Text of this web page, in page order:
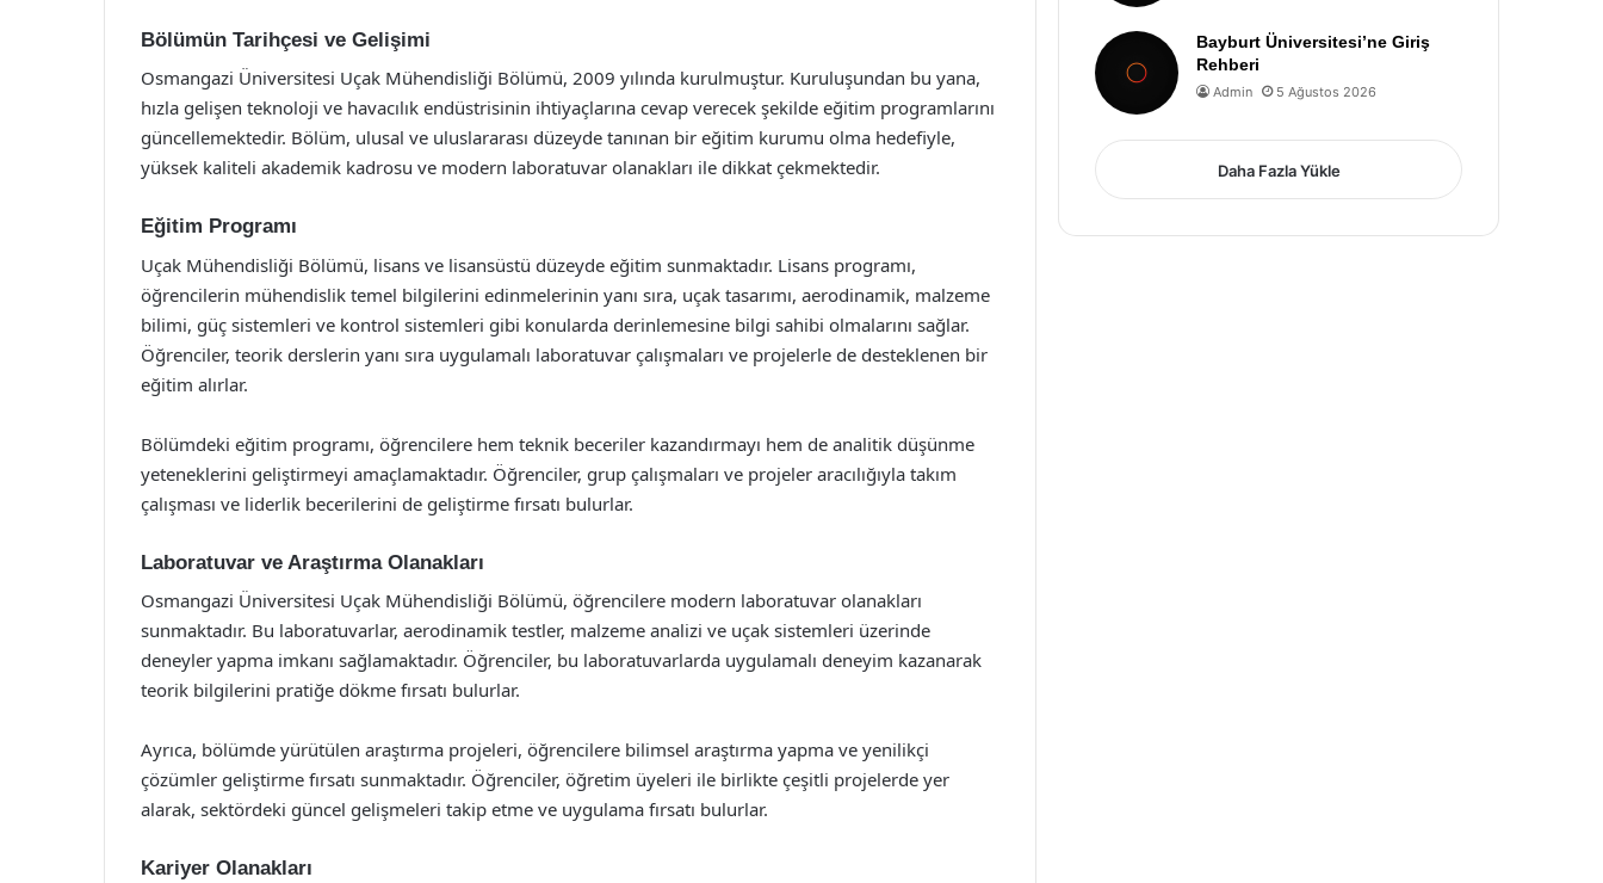
Bölümün Tarihçesi ve Gelişimi
Osmangazi Üniversitesi Uçak Mühendisliği Bölümü, 2009 yılında kurulmuştur. Kuruluşundan bu yana,
hızla gelişen teknoloji ve havacılık endüstrisinin ihtiyaçlarına cevap verecek şekilde eğitim programlarını
güncellemektedir. Bölüm, ulusal ve uluslararası düzeyde tanınan bir eğitim kurumu olma hedefiyle,
yüksek kaliteli akademik kadrosu ve modern laboratuvar olanakları ile dikkat çekmektedir.
Eğitim Programı
Uçak Mühendisliği Bölümü, lisans ve lisansüstü düzeyde eğitim sunmaktadır. Lisans programı,
öğrencilerin mühendislik temel bilgilerini edinmelerinin yanı sıra, uçak tasarımı, aerodinamik, malzeme
bilimi, güç sistemleri ve kontrol sistemleri gibi konularda derinlemesine bilgi sahibi olmalarını sağlar.
Öğrenciler, teorik derslerin yanı sıra uygulamalı laboratuvar çalışmaları ve projelerle de desteklenen bir
eğitim alırlar.
Bölümdeki eğitim programı, öğrencilere hem teknik beceriler kazandırmayı hem de analitik düşünme
yeteneklerini geliştirmeyi amaçlamaktadır. Öğrenciler, grup çalışmaları ve projeler aracılığıyla takım
çalışması ve liderlik becerilerini de geliştirme fırsatı bulurlar.
Laboratuvar ve Araştırma Olanakları
Osmangazi Üniversitesi Uçak Mühendisliği Bölümü, öğrencilere modern laboratuvar olanakları
sunmaktadır. Bu laboratuvarlar, aerodinamik testler, malzeme analizi ve uçak sistemleri üzerinde
deneyler yapma imkanı sağlamaktadır. Öğrenciler, bu laboratuvarlarda uygulamalı deneyim kazanarak
teorik bilgilerini pratiğe dökme fırsatı bulurlar.
Ayrıca, bölümde yürütülen araştırma projeleri, öğrencilere bilimsel araştırma yapma ve yenilikçi
çözümler geliştirme fırsatı sunmaktadır. Öğrenciler, öğretim üyeleri ile birlikte çeşitli projelerde yer
alarak, sektördeki güncel gelişmeleri takip etme ve uygulama fırsatı bulurlar.
Kariyer Olanakları
Bayburt Üniversitesi’ne Giriş
Rehberi
Admin 5 Ağustos 2026
Daha Fazla Yükle